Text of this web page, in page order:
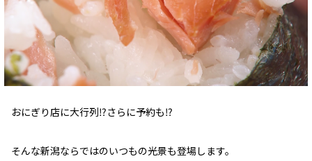
おにぎり店に大行列⁉さらに予約も⁉
そんな新潟ならではのいつもの光景も登場します。